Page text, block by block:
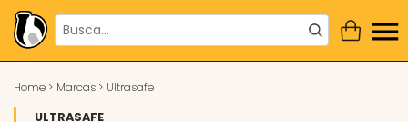
Home > Marcas > Ultrasafe
ULTRASAFE